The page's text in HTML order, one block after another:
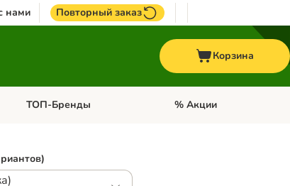
нами Повторный заказ
Корзина
Откройте меню категории: + VET корма
ТОП-Бренды Откройте меню
% Акции